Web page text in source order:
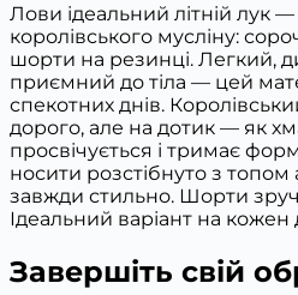
Лови ідеальний літній лук
королівського мусліну:
шорти на резинці. Легкий,
приємний до тіла — цей
спекотних днів.
дорого, але на дотик — як
просвічується і тримає
носити розстібнуто з топом
завжди стильно. Шорти
Ідеальний варіант на кожен
Завершіть свій